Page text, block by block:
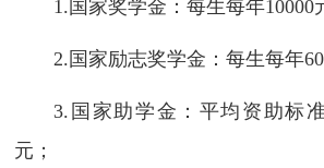
1.国家奖学金：每生每年10000
2.国家励志奖学金：每生每年
3.国家助学金：平均资助标
元；